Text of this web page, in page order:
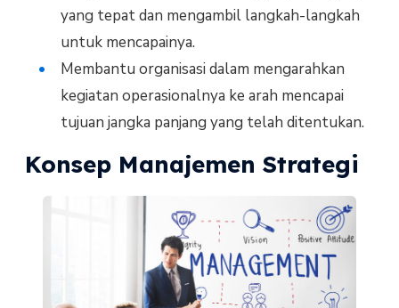
yang tepat dan mengambil langkah-langkah
untuk mencapainya.
Membantu organisasi dalam mengarahkan
kegiatan operasionalnya ke arah mencapai
tujuan jangka panjang yang telah ditentukan.
Konsep Manajemen Strategi